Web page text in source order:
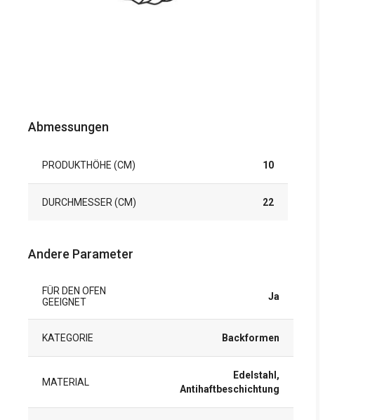
Abmessungen
PRODUKTHÖHE (CM) 10
DURCHMESSER (CM) 22
Andere Parameter
FÜR DEN OFEN
GEEIGNET
Ja
KATEGORIE Backformen
MATERIAL
Edelstahl,
Antihaftbeschichtung